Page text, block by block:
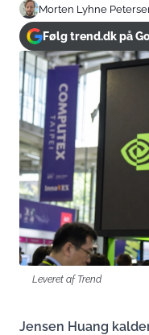
Morten Lyhne
Følg trend.dk på
Leveret af Trend
Jensen Huang